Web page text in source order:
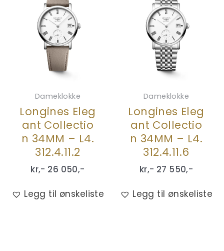
Dameklokke
Longines Eleg
ant Collectio
n 34MM – L4.
312.4.11.2
kr,- 26 050,-
Legg til ønskeliste
Dameklokke
Longines Eleg
ant Collectio
n 34MM – L4.
312.4.11.6
kr,- 27 550,-
Legg til ønskeliste